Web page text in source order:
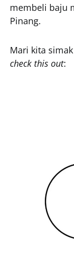
membeli baju
Pinang.
Mari kita
check this out: